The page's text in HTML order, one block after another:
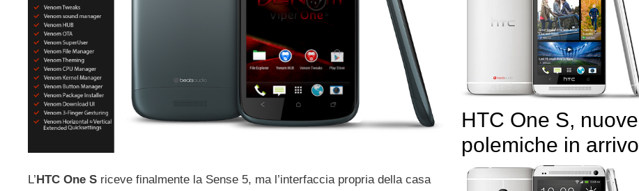
L’HTC One S riceve finalmente la Sense 5, ma l’interfaccia propria della casa
HTC One S, nuove
polemiche in arrivo